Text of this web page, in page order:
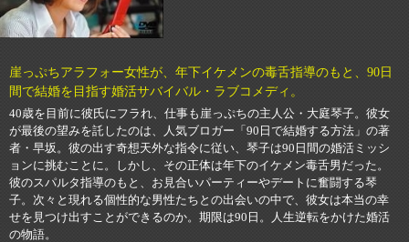
崖っぷちアラフォー女性が、年下イケメンの毒舌指導のもと、90日
間で結婚を目指す婚活サバイバル・ラブコメディ。
40歳を目前に彼氏にフラれ、仕事も崖っぷちの主人公・大庭琴子。彼女
が最後の望みを託したのは、人気ブロガー「90日で結婚する方法」の著
者・早坂。彼の出す奇想天外な指令に従い、琴子は90日間の婚活ミッシ
ョンに挑むことに。しかし、その正体は年下のイケメン毒舌男だった。
彼のスパルタ指導のもと、お見合いパーティーやデートに奮闘する琴
子。次々と現れる個性的な男性たちとの出会いの中で、彼女は本当の幸
せを見つけ出すことができるのか。期限は90日。人生逆転をかけた婚活
の物語。